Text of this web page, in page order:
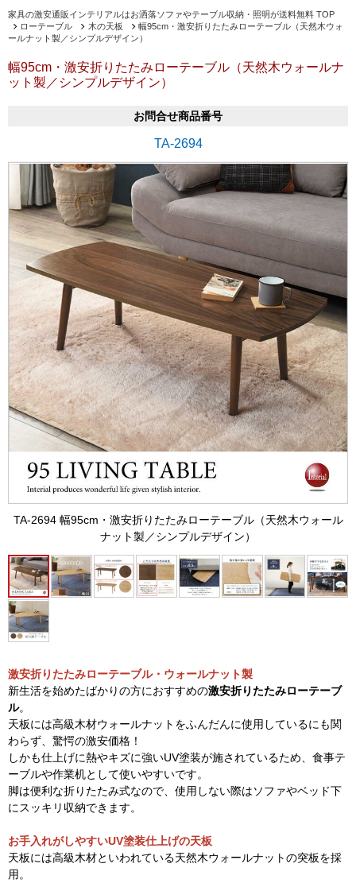
家具の激安通販インテリアルはお洒落ソファやテーブル収納・照明が送料無料 TOP
ローテーブル
木の天板
幅95cm・激安折りたたみローテーブル（天然木ウォ
ールナット製／シンプルデザイン）
幅95cm・激安折りたたみローテーブル（天然木ウォールナ
ット製／シンプルデザイン）
お問合せ商品番号
TA-2694
TA-2694 幅95cm・激安折りたたみローテーブル（天然木ウォール
ナット製／シンプルデザイン）
激安折りたたみローテーブル・ウォールナット製
新生活を始めたばかりの方におすすめの激安折りたたみローテーブ
ル。
天板には高級木材ウォールナットをふんだんに使用しているにも関
わらず、驚愕の激安価格！
しかも仕上げに熱やキズに強いUV塗装が施されているため、食事テ
ーブルや作業机として使いやすいです。
脚は便利な折りたたみ式なので、使用しない際はソファやベッド下
にスッキリ収納できます。
お手入れがしやすいUV塗装仕上げの天板
天板には高級木材といわれている天然木ウォールナットの突板を採
用。